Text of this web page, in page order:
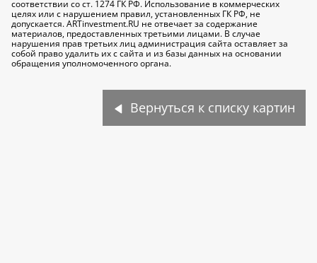
соответствии со ст. 1274 ГК РФ. Использование в коммерческих
целях или с нарушением правил, установленных ГК РФ, не
допускается. ARTinvestment.RU не отвечает за содержание
материалов, предоставленных третьими лицами. В случае
нарушения прав третьих лиц администрация сайта оставляет за
собой право удалить их с сайта и из базы данных на основании
обращения уполномоченного органа.
Вернуться к списку картин